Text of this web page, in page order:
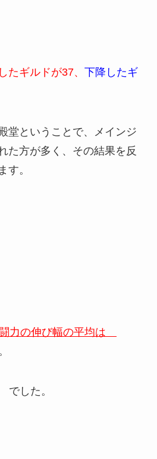
たギルドが37、 下降したギ
堂ということで、メインジ
た方が多く、その結果を反
す。
力の伸び幅の平均は
した。